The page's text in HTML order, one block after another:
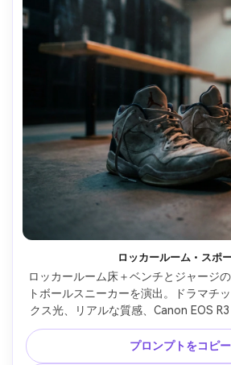
ロッカールーム・スポ
ロッカールーム床＋ベンチとジャージ
トボールスニーカーを演出。ドラマチ
クス光、リアルな質感、Canon EOS
被写界深度、フォトリアルなパフォー
4:5
プロンプトをコピー